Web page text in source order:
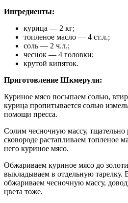
Ингредиенты:
курица — 2 кг;
топленое масло — 4 ст.л.;
соль — 2 ч.л.;
чеснок — 4 головки;
крутой кипяток.
Приготовление Шкмерули:
Куриное мясо посыпаем солью,
курица пропитывается солью
помощи пресса.
Солим чесночную массу,
сковороде растапливаем топленое
него куриное мясо.
Обжариваем куриное мясо до
выкладываем в отдельную тарелку.
обжариваем чесночную массу,
цвета тоже.